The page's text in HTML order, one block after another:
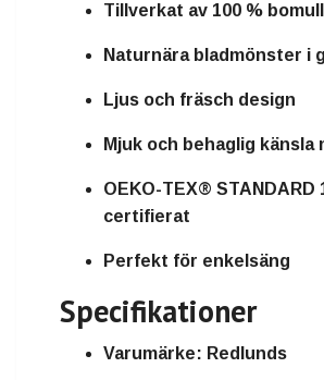
Tillverkat av 100 % bomull
Naturnära bladmönster i
Ljus och fräsch design
Mjuk och behaglig känsla
OEKO-TEX® STANDARD
certifierat
Perfekt för enkelsäng
Specifikationer
Varumärke: Redlunds